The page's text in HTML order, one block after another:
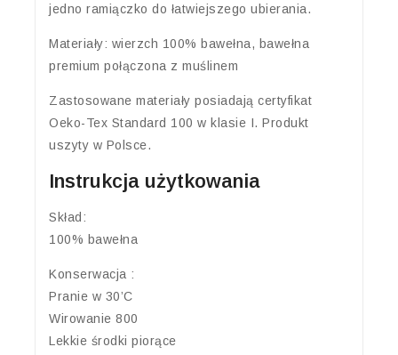
jedno ramiączko do łatwiejszego ubierania.
Materiały: wierzch 100% bawełna, bawełna
premium połączona z muślinem
Zastosowane materiały posiadają certyfikat
Oeko-Tex Standard 100 w klasie I. Produkt
uszyty w Polsce.
Instrukcja użytkowania
Skład:
100% bawełna
Konserwacja :
Pranie w 30’C
Wirowanie 800
Lekkie środki piorące